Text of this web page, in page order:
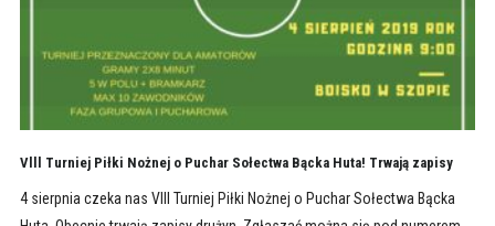
Vlll Turniej Piłki Nożnej o Puchar Sołectwa Bącka Huta! Trwają zapisy
4 sierpnia czeka nas VIII Turniej Piłki Nożnej o Puchar Sołectwa Bącka